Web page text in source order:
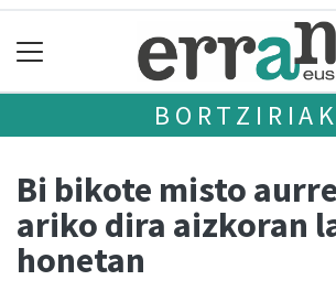
BORTZIRIAK
Bi bikote misto
ariko dira aizkoran
honetan